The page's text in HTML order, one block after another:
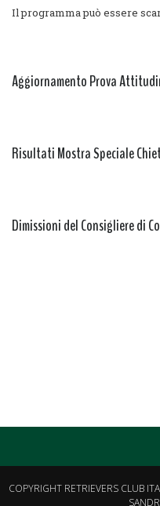
Il programma può essere
Aggiornamento Prova
Risultati Mostra Speciale
Dimissioni del Consigliere di
COPYRIGHT RETRIEVERS CLUB